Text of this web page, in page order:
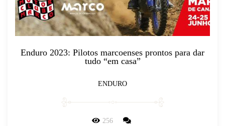
Enduro 2023: Pilotos marcoenses prontos para dar
tudo “em casa”
ENDURO
256